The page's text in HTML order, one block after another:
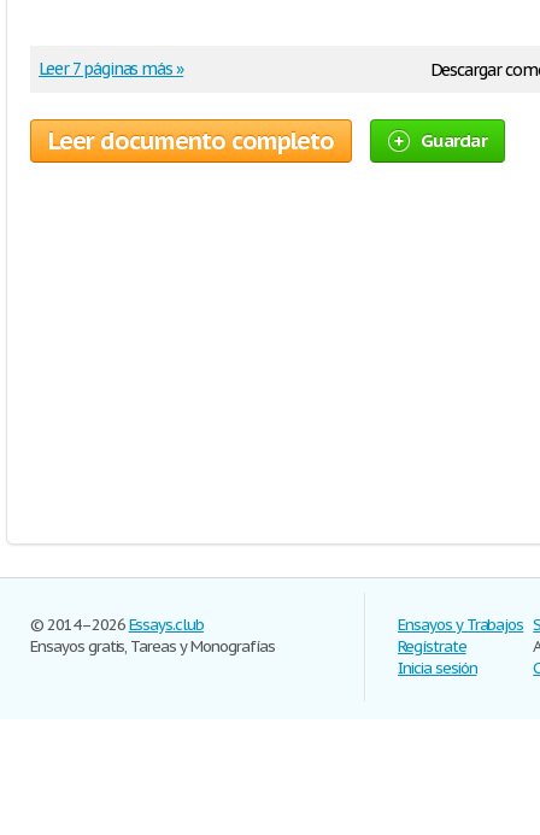
Descargar
Leer 7 páginas más »
Leer documento completo Guardar
© 2014–2026Essays.club
Ensayos gratis, Tareas y Monografías
Ensayos y Trabajos
Regístrate
Inicia sesión